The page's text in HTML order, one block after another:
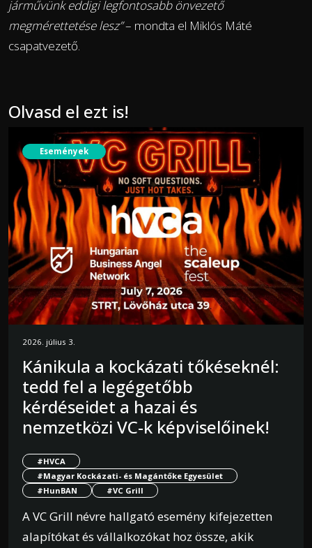
járművünk eddigi legfontosabb önvezető
megmérettetése lesz”– mondta el Miklós Máté
csapatvezető.
Olvasd el ezt is!
Események
2026. július 3.
Kánikula a kockázati tőkéseknél:
tedd fel a legégetőbb
kérdéseidet a hazai és
nemzetközi VC-k képviselőinek!
#HVCA
#Magyar Kockázati- és Magántőke Egyesület
#HunBAN
#VC Grill
A VC Grill névre hallgató esemény kifejezetten
alapítókat és vállalkozókat hoz össze, akik